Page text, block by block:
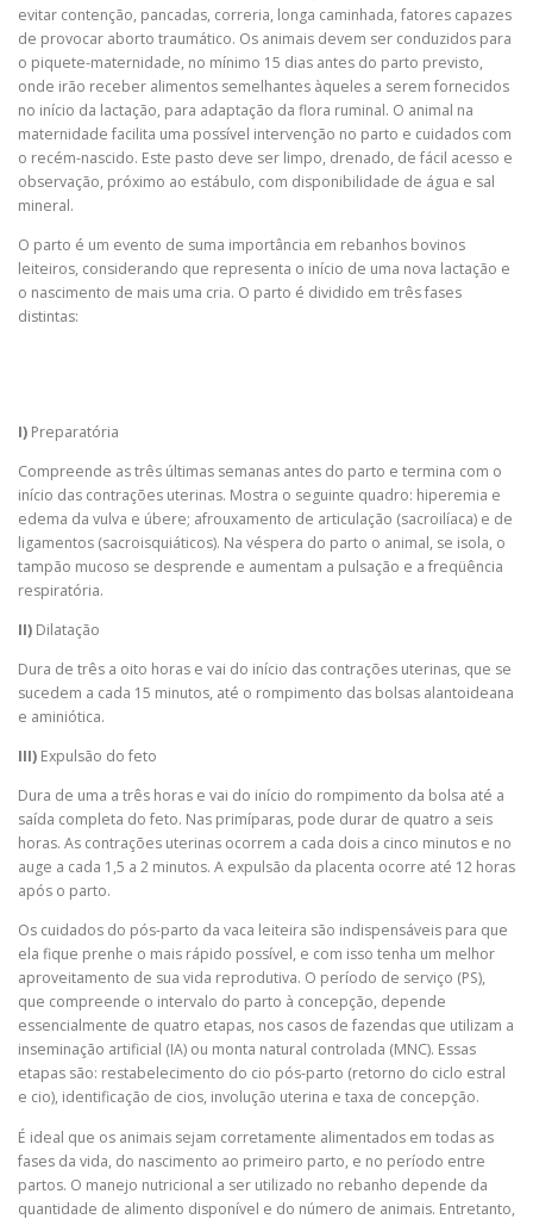
evitar contenção, pancadas, correria, longa caminhada, fatores capazes
de provocar aborto traumático. Os animais devem ser conduzidos para
o piquete-maternidade, no mínimo 15 dias antes do parto previsto,
onde irão receber alimentos semelhantes àqueles a serem fornecidos
no início da lactação, para adaptação da flora ruminal. O animal na
maternidade facilita uma possível intervenção no parto e cuidados com
o recém-nascido. Este pasto deve ser limpo, drenado, de fácil acesso e
observação, próximo ao estábulo, com disponibilidade de água e sal
mineral.
O parto é um evento de suma importância em rebanhos bovinos
leiteiros, considerando que representa o início de uma nova lactação e
o nascimento de mais uma cria. O parto é dividido em três fases
distintas:
I) Preparatória
Compreende as três últimas semanas antes do parto e termina com o
início das contrações uterinas. Mostra o seguinte quadro: hiperemia e
edema da vulva e úbere; afrouxamento de articulação (sacroilíaca) e de
ligamentos (sacroisquiáticos). Na véspera do parto o animal, se isola, o
tampão mucoso se desprende e aumentam a pulsação e a freqüência
respiratória.
II) Dilatação
Dura de três a oito horas e vai do início das contrações uterinas, que se
sucedem a cada 15 minutos, até o rompimento das bolsas alantoideana
e aminiótica.
III) Expulsão do feto
Dura de uma a três horas e vai do início do rompimento da bolsa até a
saída completa do feto. Nas primíparas, pode durar de quatro a seis
horas. As contrações uterinas ocorrem a cada dois a cinco minutos e no
auge a cada 1,5 a 2 minutos. A expulsão da placenta ocorre até 12 horas
após o parto.
Os cuidados do pós-parto da vaca leiteira são indispensáveis para que
ela fique prenhe o mais rápido possível, e com isso tenha um melhor
aproveitamento de sua vida reprodutiva. O período de serviço (PS),
que compreende o intervalo do parto à concepção, depende
essencialmente de quatro etapas, nos casos de fazendas que utilizam a
inseminação artificial (IA) ou monta natural controlada (MNC). Essas
etapas são: restabelecimento do cio pós-parto (retorno do ciclo estral
e cio), identificação de cios, involução uterina e taxa de concepção.
É ideal que os animais sejam corretamente alimentados em todas as
fases da vida, do nascimento ao primeiro parto, e no período entre
partos. O manejo nutricional a ser utilizado no rebanho depende da
quantidade de alimento disponível e do número de animais. Entretanto,